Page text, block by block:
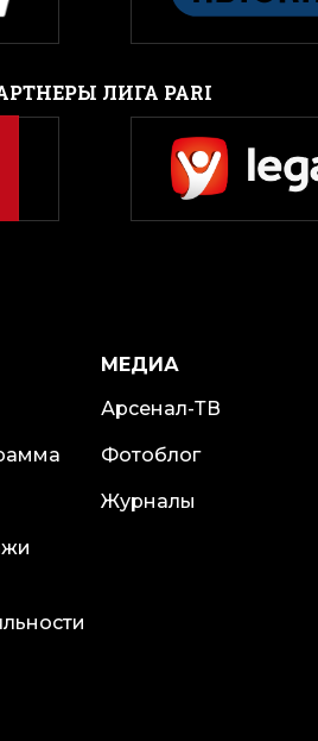
ЛИГА PARI
МЕДИА
Арсенал-ТВ
Фотоблог
Журналы